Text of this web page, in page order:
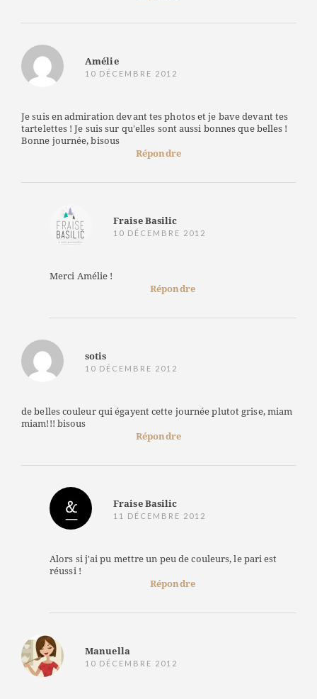
Amélie
10 DÉCEMBRE 2012
Je suis en admiration devant tes photos et je bave devant tes
tartelettes ! Je suis sur qu'elles sont aussi bonnes que belles !
Bonne journée, bisous
Répondre
Fraise Basilic
10 DÉCEMBRE 2012
Merci Amélie !
Répondre
sotis
10 DÉCEMBRE 2012
de belles couleur qui égayent cette journée plutot grise, miam
miam!!! bisous
Répondre
Fraise Basilic
11 DÉCEMBRE 2012
Alors si j'ai pu mettre un peu de couleurs, le pari est
réussi !
Répondre
Manuella
10 DÉCEMBRE 2012